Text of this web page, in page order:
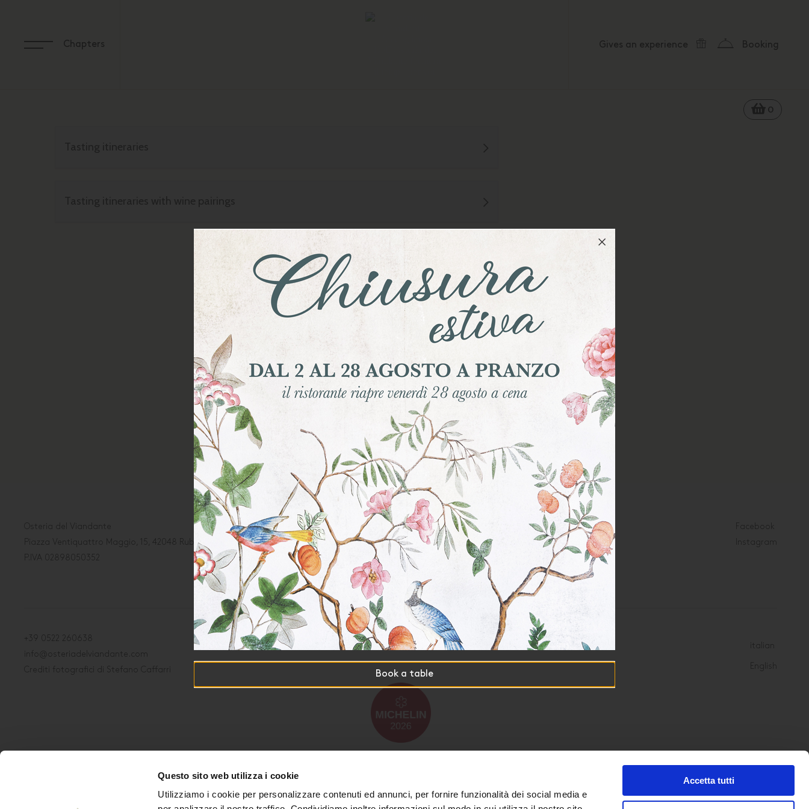
Questo sito web utilizza i cookie
Utilizziamo i cookie per personalizzare contenuti ed annunci, per fornire funzionalità dei social media e
Accetta tutti
Chapters Gives an experience Booking
Osteria del Viandante
Piazza Ventiquattro Maggio, 15, 42048 Rubiera RE
P.IVA 02898050352
+39
0522 260638
info@osteriadelviandante.com
Crediti fotografici di Stefano Caffarri
Facebook
Instagram
italian
Book a table